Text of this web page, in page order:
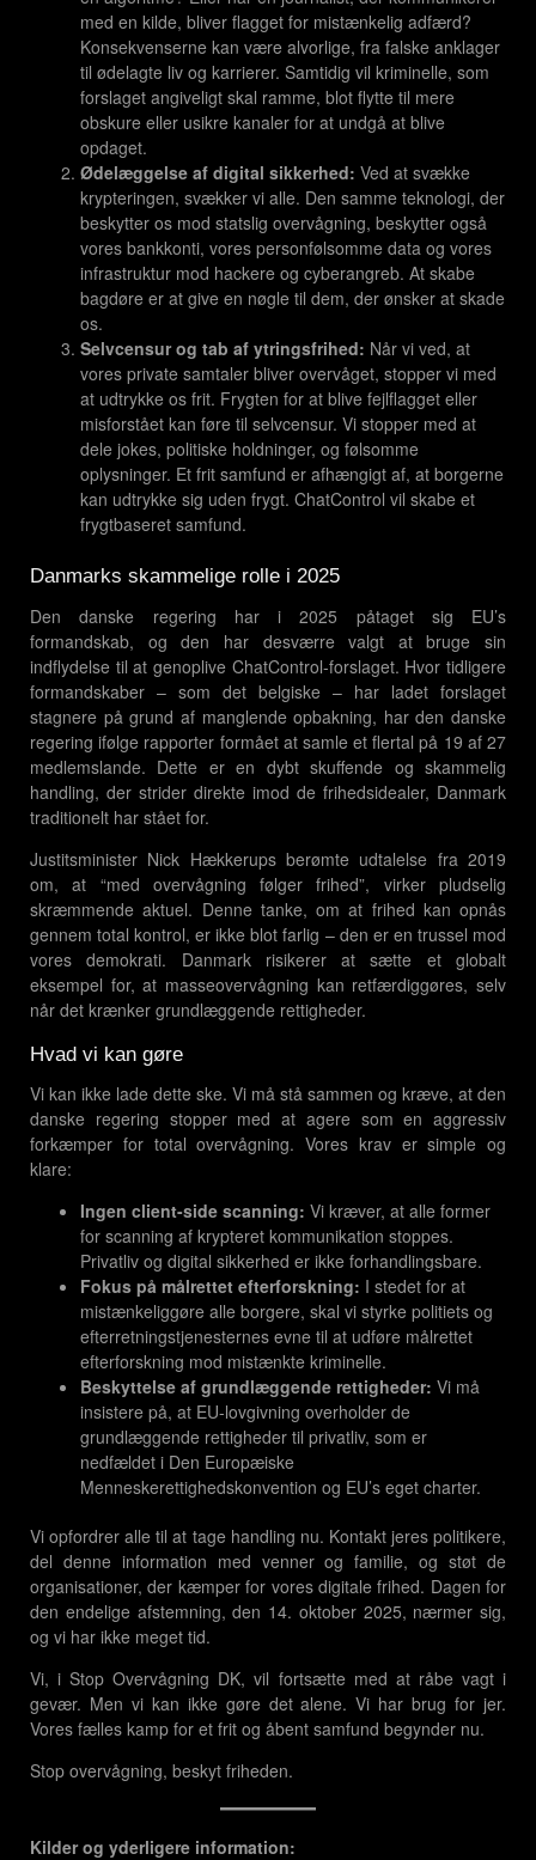
med en kilde, bliver flagget for mistænkelig adfærd?
Konsekvenserne kan være alvorlige, fra falske anklager
til ødelagte liv og karrierer. Samtidig vil kriminelle, som
forslaget angiveligt skal ramme, blot flytte til mere
obskure eller usikre kanaler for at undgå at blive
opdaget.
Ødelæggelse af digital sikkerhed: Ved at svække
krypteringen, svækker vi alle. Den samme teknologi, der
beskytter os mod statslig overvågning, beskytter også
vores bankkonti, vores personfølsomme data og vores
infrastruktur mod hackere og cyberangreb. At skabe
bagdøre er at give en nøgle til dem, der ønsker at skade
os.
Selvcensur og tab af ytringsfrihed: Når vi ved, at
vores private samtaler bliver overvåget, stopper vi med
at udtrykke os frit. Frygten for at blive fejlflagget eller
misforstået kan føre til selvcensur. Vi stopper med at
dele jokes, politiske holdninger, og følsomme
oplysninger. Et frit samfund er afhængigt af, at borgerne
kan udtrykke sig uden frygt. ChatControl vil skabe et
frygtbaseret samfund.
Danmarks skammelige rolle i 2025
Den danske regering har i 2025 påtaget sig EU’s
formandskab, og den har desværre valgt at bruge sin
indflydelse til at genoplive ChatControl-forslaget. Hvor tidligere
formandskaber – som det belgiske – har ladet forslaget
stagnere på grund af manglende opbakning, har den danske
regering ifølge rapporter formået at samle et flertal på 19 af 27
medlemslande. Dette er en dybt skuffende og skammelig
handling, der strider direkte imod de frihedsidealer, Danmark
traditionelt har stået for.
Justitsminister Nick Hækkerups berømte udtalelse fra 2019
om, at “med overvågning følger frihed”, virker pludselig
skræmmende aktuel. Denne tanke, om at frihed kan opnås
gennem total kontrol, er ikke blot farlig – den er en trussel mod
vores demokrati. Danmark risikerer at sætte et globalt
eksempel for, at masseovervågning kan retfærdiggøres, selv
når det krænker grundlæggende rettigheder.
Hvad vi kan gøre
Vi kan ikke lade dette ske. Vi må stå sammen og kræve, at den
danske regering stopper med at agere som en aggressiv
forkæmper for total overvågning. Vores krav er simple og
klare:
Ingen client-side scanning: Vi kræver, at alle former
for scanning af krypteret kommunikation stoppes.
Privatliv og digital sikkerhed er ikke forhandlingsbare.
Fokus på målrettet efterforskning: I stedet for at
mistænkeliggøre alle borgere, skal vi styrke politiets og
efterretningstjenesternes evne til at udføre målrettet
efterforskning mod mistænkte kriminelle.
Beskyttelse af grundlæggende rettigheder: Vi må
insistere på, at EU-lovgivning overholder de
grundlæggende rettigheder til privatliv, som er
nedfældet i Den Europæiske
Menneskerettighedskonvention og EU’s eget charter.
Vi opfordrer alle til at tage handling nu. Kontakt jeres politikere,
del denne information med venner og familie, og støt de
organisationer, der kæmper for vores digitale frihed. Dagen for
den endelige afstemning, den 14. oktober 2025, nærmer sig,
og vi har ikke meget tid.
Vi, i Stop Overvågning DK, vil fortsætte med at råbe vagt i
gevær. Men vi kan ikke gøre det alene. Vi har brug for jer.
Vores fælles kamp for et frit og åbent samfund begynder nu.
Stop overvågning, beskyt friheden.
Kilder og yderligere information: